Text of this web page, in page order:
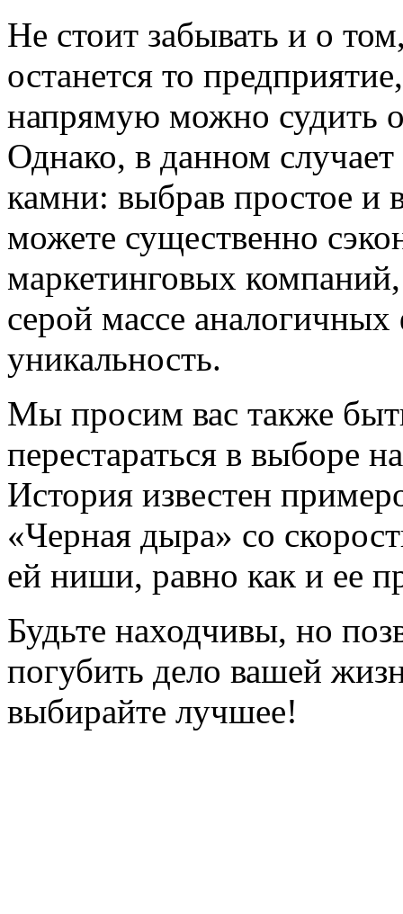
Не стоит забывать и о
останется то
напрямую можно судить о
Однако, в данном
камни: выбрав простое и
можете существенно
маркетинговых
серой массе
уникальность.
Мы просим вас также
перестараться в выборе
История известен
«Черная дыра» со
ей ниши, равно как и ее
Будьте находчивы, но
погубить дело вашей
выбирайте лучшее!